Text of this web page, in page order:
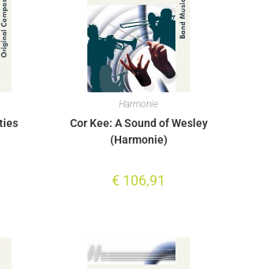
Harmonie
Cor Kee: A Sound of Wesley
(Harmonie)
€ 106,91